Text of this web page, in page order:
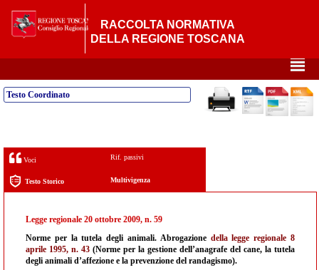
RACCOLTA NORMATIVA
DELLA REGIONE TOSCANA
²
Testo Coordinato
Voci Rif. passivi
Testo Storico Multivigenza
Legge regionale 20 ottobre 2009, n. 59
Norme per la tutela degli animali. Abrogazione della legge regionale 8
aprile 1995, n. 43 (Norme per la gestione dell’anagrafe del cane, la tutela
degli animali d’affezione e la prevenzione del randagismo).